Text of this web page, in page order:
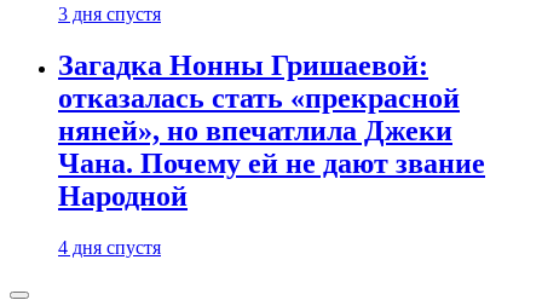
3 дня спустя
Загадка Нонны Гришаевой:
отказалась стать «прекрасной
няней», но впечатлила Джеки
Чана. Почему ей не дают звание
Народной
4 дня спустя